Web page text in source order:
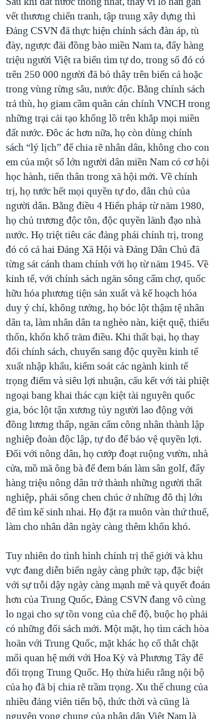
vết thương chiến tranh, tập trung xây dựng thì
Đảng CSVN đã thực hiện chính sách đàn áp, tù
đày, ngược đãi đồng bào miền Nam ta, đẩy hàng
triệu người Việt ra biển tìm tự do, trong số đó có
trên 250 000 người đã bỏ thây trên biển cả hoặc
trong vùng rừng sâu, nước độc. Bằng chính sách
trả thù, họ giam cầm quân cán chính VNCH trong
những trại cải tạo khổng lồ trên khắp mọi miền
đất nước. Đôc ác hơn nữa, họ còn dùng chính
sách “lý lịch” để chia rẽ nhân dân, không cho con
em của một số lớn người dân miền Nam có cơ hội
học hành, tiến thân trong xã hội mới. Về chính
trị, họ tước hết mọi quyền tự do, dân chủ của
người dân. Bằng điều 4 Hiến pháp từ năm 1980,
họ chủ trương độc tôn, độc quyền lãnh đạo nhà
nước. Họ triệt tiêu các đảng phái chính trị, trong
đó có cả hai Đảng Xã Hội và Đảng Dân Chủ đã
từng sát cánh tham chính với họ từ năm 1945. Về
kinh tế, với chính sách ngăn sông cấm chợ, quốc
hữu hóa phương tiện sản xuất và kế hoạch hóa
duy ý chí, không tưởng, họ bóc lột thậm tệ nhân
dân ta, làm nhân dân ta nghèo nàn, kiệt quệ, thiếu
thốn, khốn khổ trăm điều. Khi thất bại, họ thay
đổi chính sách, chuyển sang độc quyền kinh tế
xuất nhập khẩu, kiểm soát các ngành kinh tế
trọng điểm và siêu lợi nhuận, cấu kết với tài phiệt
ngoại bang khai thác cạn kiệt tài nguyên quốc
gia, bóc lột tận xương tủy người lao động với
đồng lương thấp, ngăn cấm công nhân thành lập
nghiệp đoàn độc lập, tự do để bảo vệ quyền lợi.
Đối với nông dân, họ cướp đoạt ruộng vườn, nhà
cửa, mồ mã ông bà để đem bán làm sân golf, đẩy
hàng triệu nông dân trở thành những người thất
nghiệp, phải sống chen chúc ở những đô thị lớn
để tìm kế sinh nhai. Họ đặt ra muôn vàn thứ thuế,
làm cho nhân dân ngày càng thêm khốn khó.
Tuy nhiên do tình hình chính trị thế giới và khu
vực đang diễn biến ngày càng phức tạp, đặc biệt
với sự trỗi dậy ngày càng mạnh mẽ và quyết đoán
hơn của Trung Quốc, Đảng CSVN đang vô cùng
lo ngại cho sự tồn vong của chế độ, buộc họ phải
có những đối sách mới. Một mặt, họ tìm cách hòa
hoãn với Trung Quốc, mặt khác họ cố thắt chặt
mối quan hệ mới với Hoa Kỳ và Phương Tây để
đối trọng Trung Quốc. Họ thừa hiểu rằng nội bộ
của họ đã bị chia rẽ trầm trọng. Xu thế chung của
nhiều đảng viên tiến bộ, thức thời và cũng là
nguyện vọng chung của nhân dân Việt Nam là